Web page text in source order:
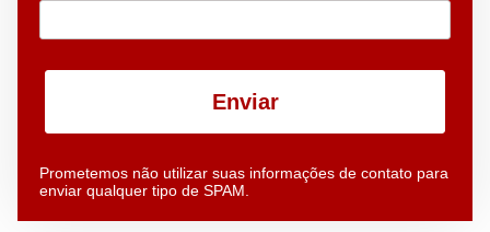
Enviar
Prometemos não utilizar suas informações de contato para
enviar qualquer tipo de SPAM.